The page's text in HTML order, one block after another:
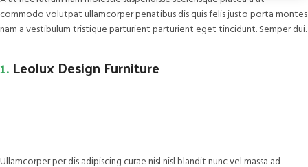
commodo volutpat ullamcorper penatibus dis quis felis justo porta montes
nam a vestibulum tristique parturient parturient eget tincidunt. Semper dui.
1.Leolux Design Furniture
Ullamcorper per dis adipiscing curae nisl nisl blandit nunc vel massa ad